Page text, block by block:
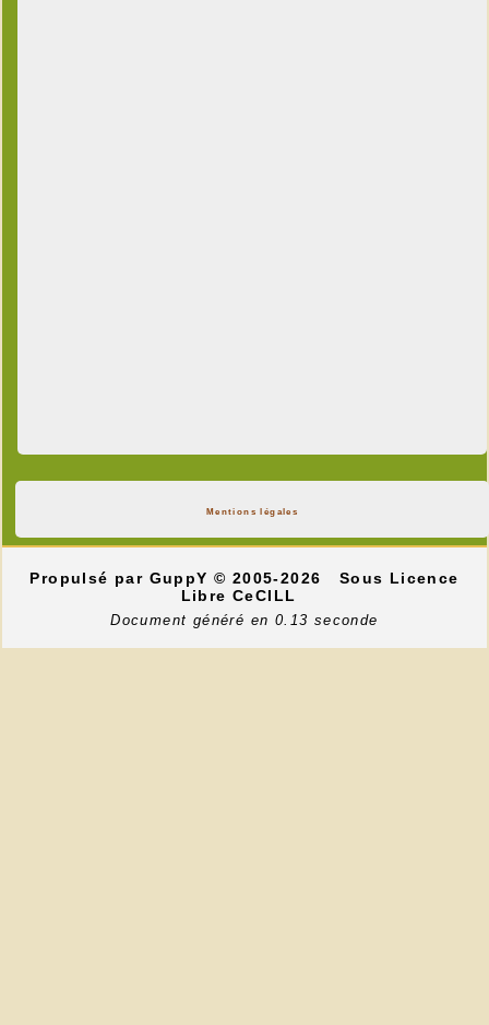
Mentions légales
Propulsé par GuppY© 2005-2026
Sous Licence
Libre CeCILL
Document généré en 0.13 seconde